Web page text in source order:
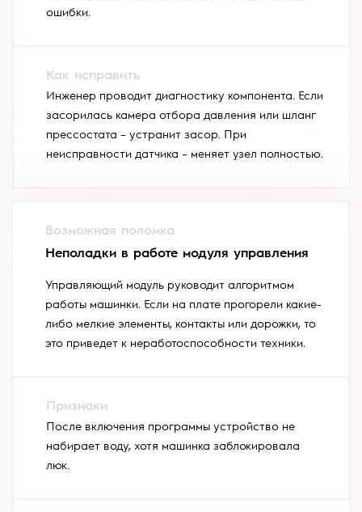
ошибки.
Инженер проводит диагностику компонента. Если
засорилась камера отбора давления или шланг
прессостата – устранит засор. При
неисправности датчика – меняет узел полностью.
Неполадки в работе модуля управления
Управляющий модуль руководит алгоритмом
работы машинки. Если на плате прогорели какие-
либо мелкие элементы, контакты или дорожки, то
это приведет к неработоспособности техники.
После включения программы устройство не
набирает воду, хотя машинка заблокировала
люк.